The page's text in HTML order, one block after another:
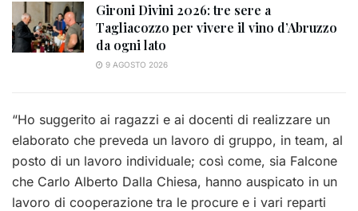
Gironi Divini 2026: tre sere a
Tagliacozzo per vivere il vino d’Abruzzo
da ogni lato
9 AGOSTO 2026
“Ho suggerito ai ragazzi e ai docenti di realizzare un
elaborato che preveda un lavoro di gruppo, in team, al
posto di un lavoro individuale; così come, sia Falcone
che Carlo Alberto Dalla Chiesa, hanno auspicato in un
lavoro di cooperazione tra le procure e i vari reparti